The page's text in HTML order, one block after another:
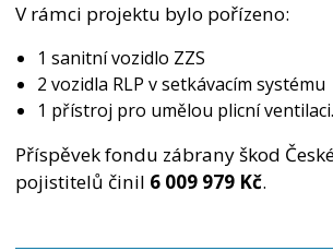
V rámci projektu bylo pořízeno:
1 sanitní vozidlo ZZS
2 vozidla RLP v setkávacím systému
1 přístroj pro umělou plicní ventilaci.
Příspěvek fondu zábrany škod
pojistitelů činil 6 009 979 Kč.